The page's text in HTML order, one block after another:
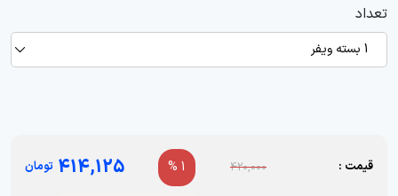
تعداد
1 بسته ویفر
قیمت : 420,000
1 %
414,125 تومان